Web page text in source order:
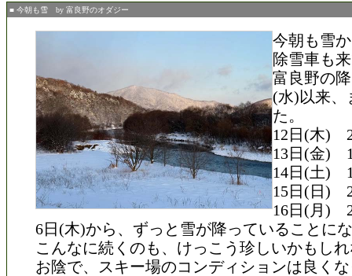
■ 今朝も雪 by 富良野のオダジー
今朝も雪
除雪車も
富良野の
(水)以来、
た。
12日(木)
13日(金)
14日(土)
15日(日)
16日(月)
6日(木)から、ずっと雪が降っていることに
こんなに続くのも、けっこう珍しいかもし
お陰で、スキー場のコンディションは良く